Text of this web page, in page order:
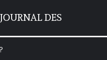
DES